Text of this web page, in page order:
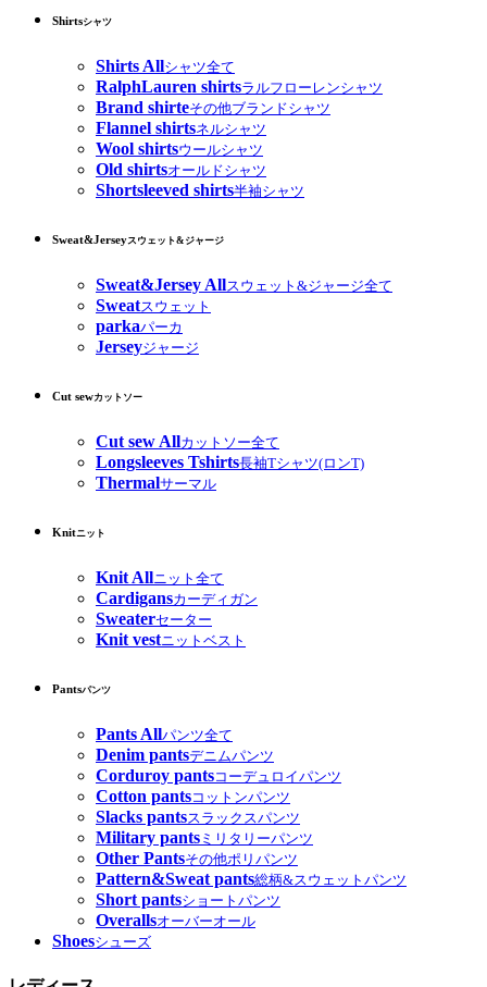
Shirtsシャツ
Shirts Allシャツ全て
RalphLauren shirtsラルフローレンシャツ
Brand shirteその他ブランドシャツ
Flannel shirtsネルシャツ
Wool shirtsウールシャツ
Old shirtsオールドシャツ
Shortsleeved shirts半袖シャツ
Sweat&Jerseyスウェット&ジャージ
Sweat&Jersey Allスウェット&ジャージ全て
Sweatスウェット
parkaパーカ
Jerseyジャージ
Cut sewカットソー
Cut sew Allカットソー全て
Longsleeves Tshirts長袖Tシャツ(ロンT)
Thermalサーマル
Knitニット
Knit Allニット全て
Cardigansカーディガン
Sweaterセーター
Knit vestニットベスト
Pantsパンツ
Pants Allパンツ全て
Denim pantsデニムパンツ
Corduroy pantsコーデュロイパンツ
Cotton pantsコットンパンツ
Slacks pantsスラックスパンツ
Military pants ミリタリーパンツ
Other Pantsその他ポリパンツ
Pattern&Sweat pants総柄&スウェットパンツ
Short pantsショートパンツ
Overallsオーバーオール
Shoesシューズ